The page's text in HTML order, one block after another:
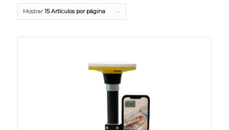
Mostrar 15 Artículos por página